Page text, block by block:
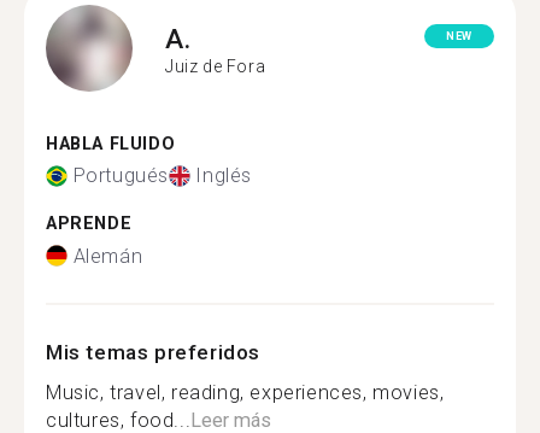
A.
Juiz de Fora
NEW
HABLA FLUIDO
Portugués Inglés
APRENDE
Alemán
Mis temas preferidos
Music, travel, reading, experiences, movies,
cultures, food... Leer más